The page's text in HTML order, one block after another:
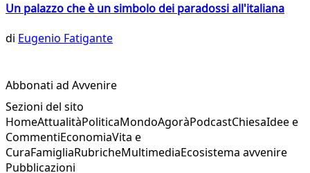
Un palazzo che è un simbolo dei paradossi all'italiana
di Eugenio Fatigante
Abbonati ad Avvenire
Sezioni del sito
HomeAttualitàPoliticaMondoAgoràPodcastChiesaIdee e
CommentiEconomiaVita e
CuraFamigliaRubricheMultimediaEcosistema avvenire
Pubblicazioni